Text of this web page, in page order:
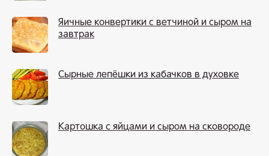
Яичные конвертики с ветчиной и сыром на
завтрак
Сырные лепёшки из кабачков в духовке
Картошка с яйцами и сыром на сковороде